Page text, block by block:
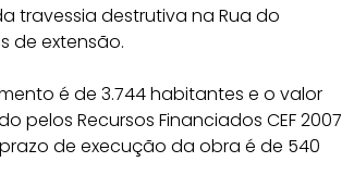
travessia destrutiva na Rua do
de extensão.
é de 3.744 habitantes e o valor
pelos Recursos Financiados CEF 2007
de execução da obra é de 540